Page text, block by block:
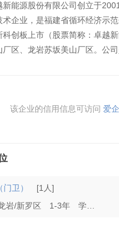
新能源股份有限公司创立于
术企业，是福建省循环经济示
科创板上市（股票简称：卓越
厂区、龙岩苏坂美山厂区。公
该企业的信用信息可访问 爱
卫） [1人]
岩/新罗区
1-3年 学历不限